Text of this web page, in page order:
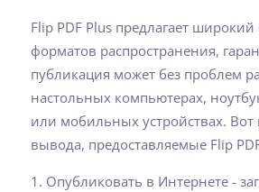
Flip PDF Plus предлагает широкий
форматов распространения,
публикация может без проблем
настольных компьютерах,
или мобильных устройствах. Вот
вывода, предоставляемые Flip
1. Опубликовать в Интернете -